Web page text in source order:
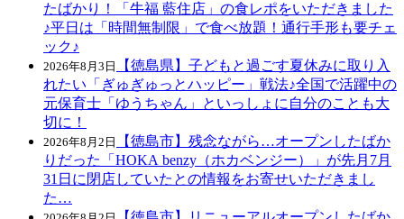
たばかり！「牛福 藍住店」の食レポをいただきました
♪平日は「時間無制限」で食べ放題！通行手形も要チェ
ック♪
2026年8月3日
【徳島県】子どもと過ごす夏休みに取り入
れたい「ぎゅぎゅっとハッピー」戦法♪全国で活躍中の
元保育士「ゆうちゃん」といっしょに自分のことも大
切に！
2026年8月2日
【徳島市】残念ながら…オープンしたばか
りだった「HOKA benzy（ホカベンジー）」が先月7月
31日に閉店していたとの情報をお寄せいただきまし
た…